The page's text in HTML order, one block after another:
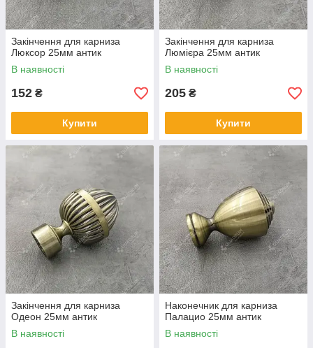
Закінчення для карниза
Люксор 25мм антик
В наявності
152 ₴
Купити
Закінчення для карниза
Люмієра 25мм антик
В наявності
205 ₴
Купити
Закінчення для карниза
Одеон 25мм антик
В наявності
Наконечник для карниза
Палацио 25мм антик
В наявності